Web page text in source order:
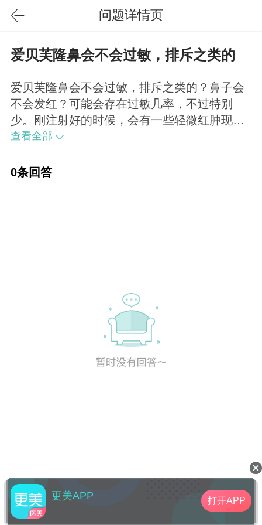
问题详情页
爱贝芙隆鼻会不会过敏，排斥之类的
爱贝芙隆鼻会不会过敏，排斥之类的？鼻子会
不会发红？可能会存在过敏几率，不过特别
少。刚注射好的时候，会有一些轻微红肿现
象，一般一周左右就会消失。
查看全部
0条回答
更美APP 打开APP